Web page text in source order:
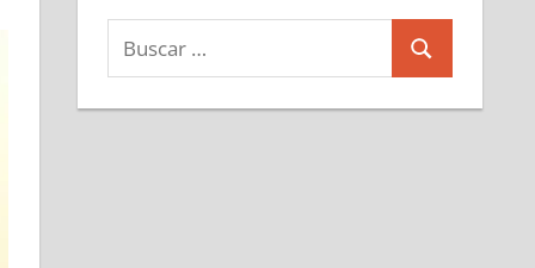
Buscar:
Buscar